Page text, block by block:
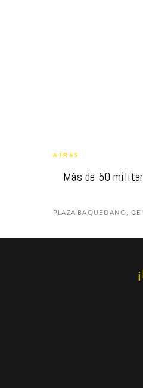
ATRÁS
Más de 50
PLAZA BAQUEDANO,